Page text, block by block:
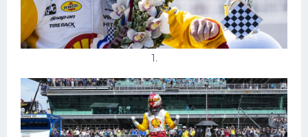
1.
Много картинок...
Футбол
Хоккей
Велогонки
Конькобежный спорт